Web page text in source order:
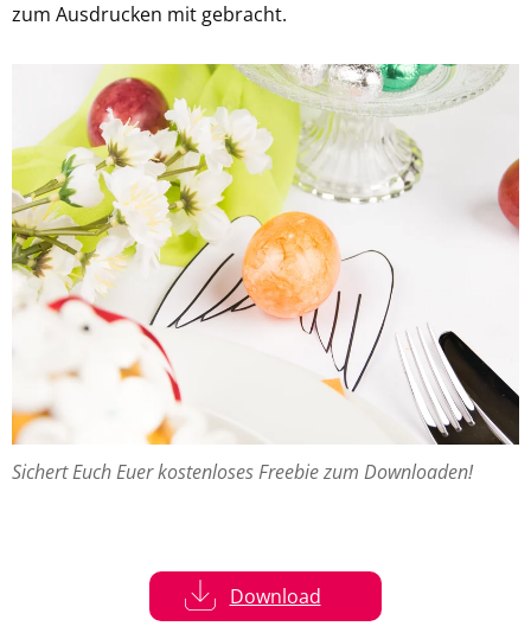
zum Aus­dru­cken mit ge­bracht.
Si­chert Euch Euer kos­ten­lo­ses Free­bie zum Down­loa­den!
Down­load